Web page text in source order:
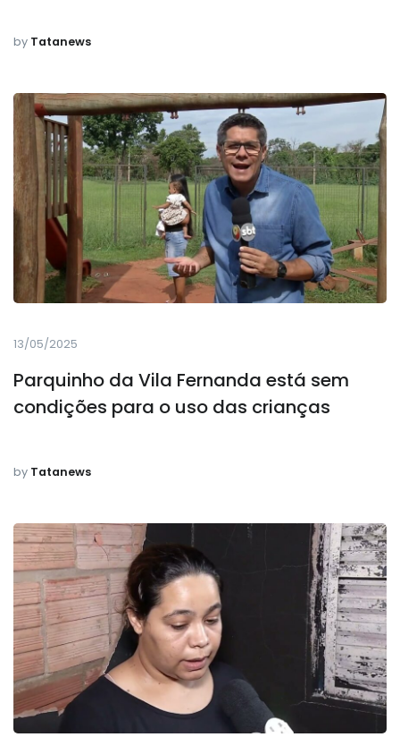
by Tatanews
13/05/2025
Parquinho da Vila Fernanda está sem
condições para o uso das crianças
by Tatanews